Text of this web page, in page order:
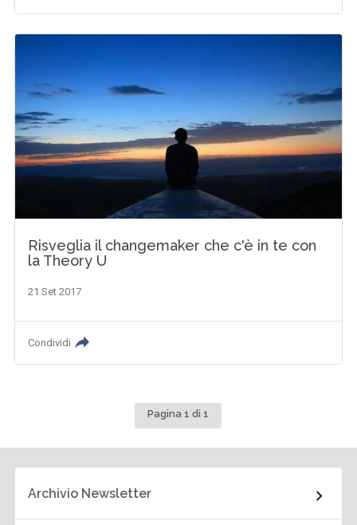
Risveglia il changemaker che c'è in te con
la Theory U
21 Set 2017
Condividi
Pagina 1 di 1
Archivio Newsletter